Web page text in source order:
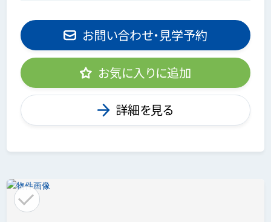
お問い合わせ・見学予約
お気に入りに追加
詳細を見る